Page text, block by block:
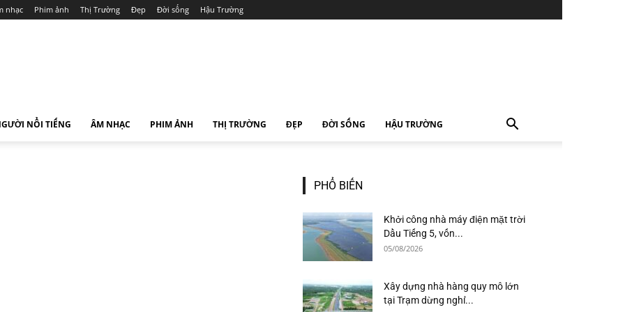
nhạc Phim ảnh Thị Trường Đẹp Đời sống Hậu Trường
NỔI TIẾNG ÂM NHẠC PHIM ẢNH THỊ TRƯỜNG ĐẸP ĐỜI SỐNG HẬU TRƯỜNG
PHỔ BIẾN
Khởi công nhà máy điện mặt trời
Dầu Tiếng 5, vốn...
05/08/2026
Xây dựng nhà hàng quy mô lớn
tại Trạm dừng nghỉ...